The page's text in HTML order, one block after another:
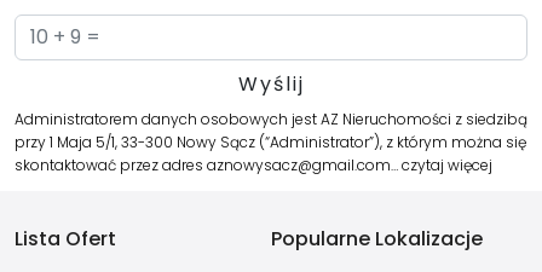
Administratorem danych osobowych jest AZ Nieruchomości z siedzibą
przy 1 Maja 5/1, 33-300 Nowy Sącz (“Administrator”), z którym można się
skontaktować przez adres aznowysacz@gmail.com…czytaj więcej
Lista Ofert
Popularne Lokalizacje